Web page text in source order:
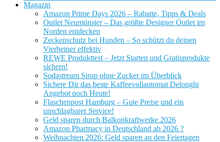
Magazin
Amazon Prime Days 2026 – Rabatte, Tipps & Deals
Outlet Neumünster – Das größte Designer Outlet im
Norden entdecken
Zeckenschutz bei Hunden – So schützt du deinen
Vierbeiner effektiv
REWE Produkttest – Jetzt Starten und Gratisprodukte
sichern!
Sodastream Sirup ohne Zucker im Überblick
Sichere Dir das beste Kaffeevollautomat Delonghi
Angebot noch Heute!
Flaschenpost Hamburg – Gute Preise und ein
unschlagbarer Service!
Geld sparen durch Balkonkraftwerke 2026
Amazon Pharmacy in Deutschland ab 2026 ?
Weihnachten 2026: Geld sparen an den Feiertagen